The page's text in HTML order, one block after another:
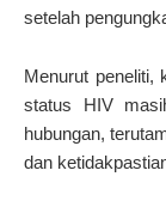
setelah
Menurut peneliti,
status HIV
hubungan,
dan